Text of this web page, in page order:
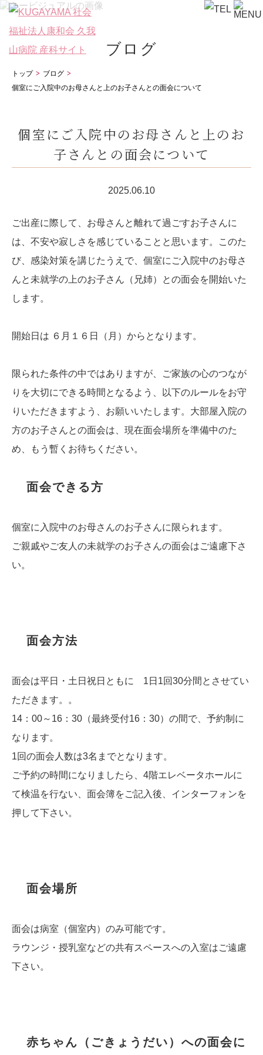
ブログ
トップ
ブログ
個室にご入院中のお母さんと上のお子さんとの面会について
個室にご入院中のお母さんと上のお
子さんとの面会について
2025.06.10
ご出産に際して、お母さんと離れて過ごすお子さんに
は、不安や寂しさを感じていることと思います。このた
び、感染対策を講じたうえで、個室にご入院中のお母さ
んと未就学の上のお子さん（兄姉）との面会を開始いた
します。
開始日は ６月１６日（月）からとなります。
限られた条件の中ではありますが、ご家族の心のつなが
りを大切にできる時間となるよう、以下のルールをお守
りいただきますよう、お願いいたします。大部屋入院の
方のお子さんとの面会は、現在面会場所を準備中のた
め、もう暫くお待ちください。
面会できる方
個室に入院中のお母さんのお子さんに限られます。
ご親戚やご友人の未就学のお子さんの面会はご遠慮下さ
い。
面会方法
面会は平日・土日祝日ともに 1日1回30分間とさせてい
ただきます。。
14：00～16：30（最終受付16：30）の間で、予約制に
なります。
1回の面会人数は3名までとなります。
ご予約の時間になりましたら、4階エレベータホールに
て検温を行ない、面会簿をご記入後、インターフォンを
押して下さい。
面会場所
面会は病室（個室内）のみ可能です。
ラウンジ・授乳室などの共有スペースへの入室はご遠慮
下さい。
赤ちゃん（ごきょうだい）への面会に